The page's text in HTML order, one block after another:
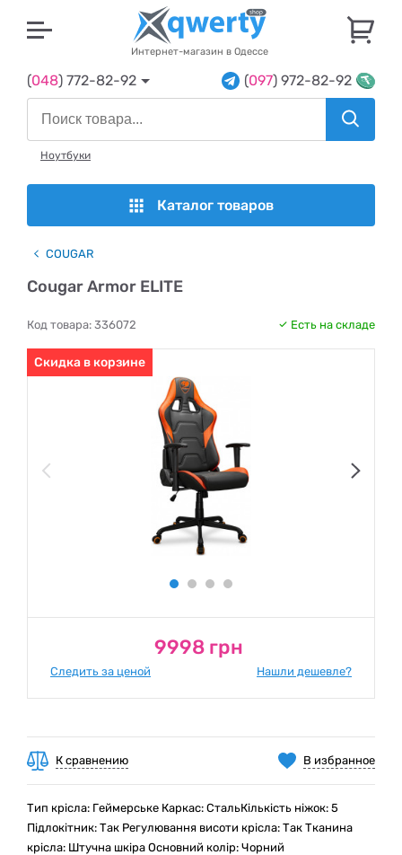
Интернет-магазин в Одессе
(048) 772-82-92 (097) 972-82-92
Ноутбуки
Каталог товаров
COUGAR
Cougar Armor ELITE
Код товара: 336072 Есть на складе
Скидка в корзине
9998 грн
Следить за ценой Нашли дешевле?
В избранное
К сравнению
Тип крісла: Геймерське Каркас: СтальКількість ніжок: 5
Підлокітник: Так Регулювання висоти крісла: Так Тканина
крісла: Штучна шкіра Основний колір: Чорний